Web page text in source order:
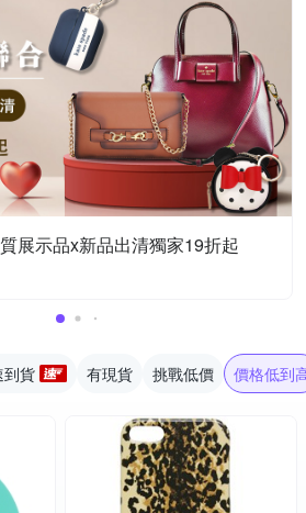
展示品x新品出清獨家19折起
到貨 有現貨 挑戰低價 價格低到